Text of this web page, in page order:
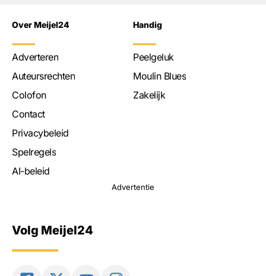
Over Meijel24
Adverteren
Auteursrechten
Colofon
Contact
Privacybeleid
Spelregels
AI-beleid
Handig
Peelgeluk
Moulin Blues
Zakelijk
Advertentie
Volg Meijel24